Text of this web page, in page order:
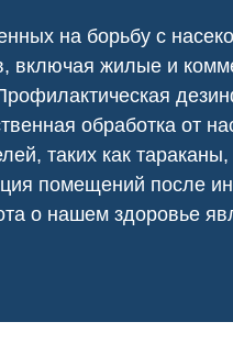
на борьбу с
включая жилые и
обработка от
таких как
помещений после
о нашем здоровье